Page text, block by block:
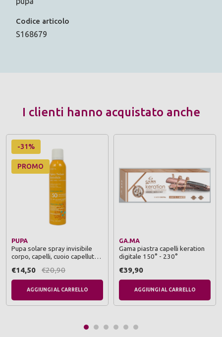
Codice articolo
S168679
I clienti hanno acquistato anche
-31%
PROMO
PUPA
Pupa solare spray invisibile
corpo, capelli, cuoio capelluto
€14,50 €20,90
AGGIUNGI AL CARRELLO
GA.MA
Gama piastra capelli keration
digitale 150° - 230°
€39,90
AGGIUNGI AL CARRELLO